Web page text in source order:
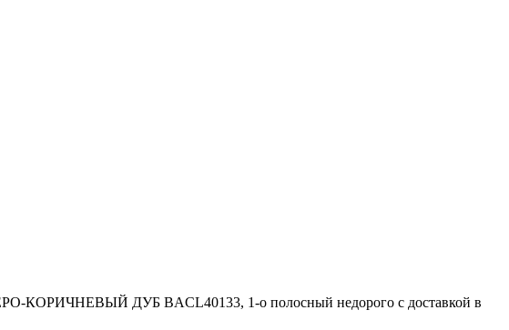
КОРИЧНЕВЫЙ ДУБ BACL40133, 1-о полосный недорого с доставкой в